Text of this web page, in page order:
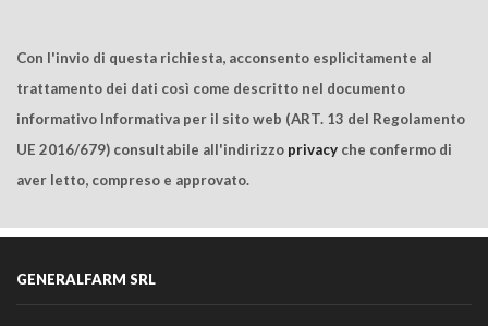
Con l'invio di questa richiesta, acconsento esplicitamente al
trattamento dei dati così come descritto nel documento
informativo Informativa per il sito web (ART. 13 del Regolamento
UE 2016/679) consultabile all'indirizzo privacy che confermo di
aver letto, compreso e approvato.
GENERALFARM SRL